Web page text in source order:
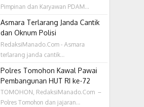
Pimpinan dan Karyawan PDAM...
Asmara Terlarang Janda Cantik
dan Oknum Polisi
RedaksiManado.Com - Asmara
terlarang janda cantik...
Polres Tomohon Kawal Pawai
Pembangunan HUT RI ke-72
TOMOHON, RedaksiManado.Com –
Polres Tomohon dan jajaran...